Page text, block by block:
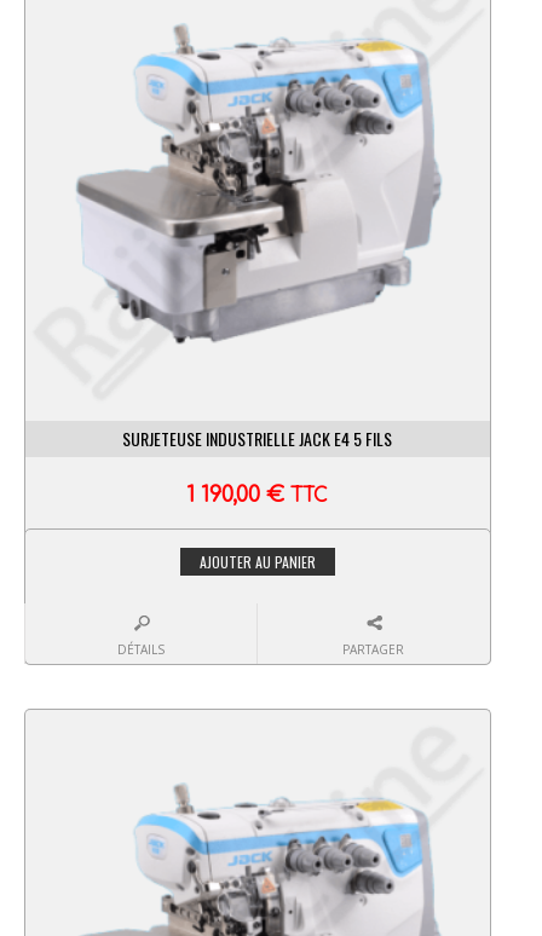
SURJETEUSE INDUSTRIELLE JACK E4 5 FILS
1 190,00€ TTC
AJOUTER AU PANIER
DÉTAILS PARTAGER